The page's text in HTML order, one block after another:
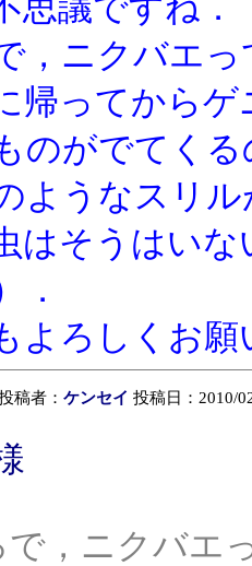
思議ですね．
，ニクバエ
帰ってから
のがでてく
ようなスリ
はそうはい
．
よろしくお願
稿者： ケンセイ 投稿日：2010/
で，ニクバエ